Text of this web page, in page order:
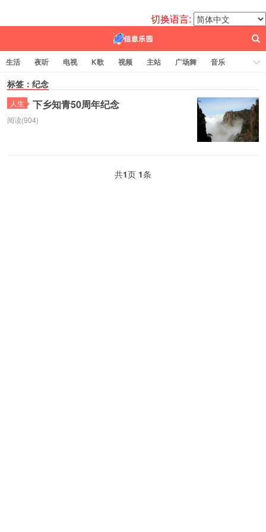
切换语言:
生活 夜听 电视 K歌 视频 主站 广场舞
音乐
歌曲
电台
标签：纪念
人生 下乡知青50周年纪念
阅读(904)
共1页 1条